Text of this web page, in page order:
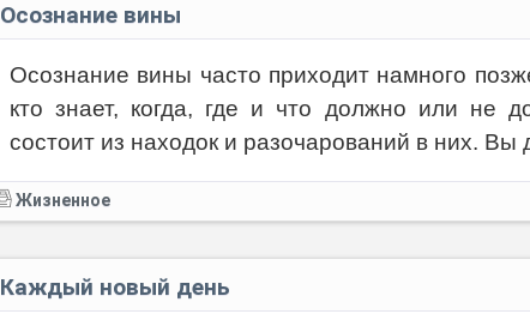
Осознание вины
Осознание вины часто приходит намного
кто знает, когда, где и что должно или не
состоит из находок и разочарований в них. Вы
Жизненное
Каждый новый день